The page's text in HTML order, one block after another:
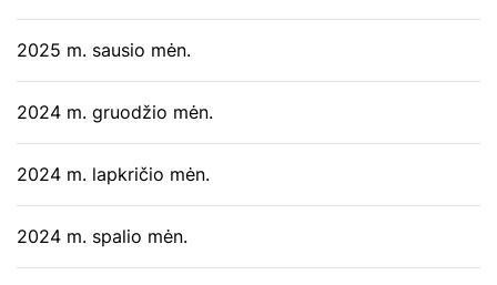
2025 m. sausio mėn.
2024 m. gruodžio mėn.
2024 m. lapkričio mėn.
2024 m. spalio mėn.